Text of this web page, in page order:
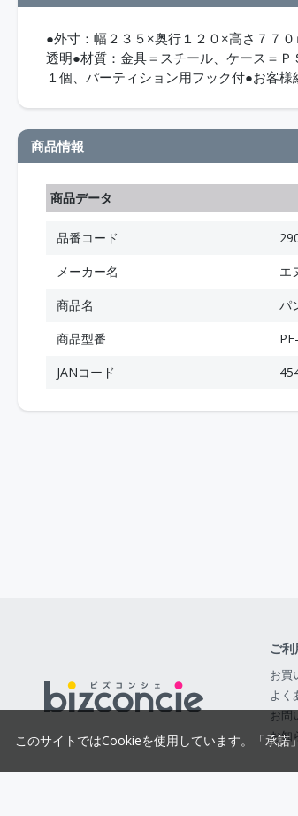
●外寸：幅２３５×奥行１２０×高さ７７
透明●材質：金具＝スチール、ケース＝
１個、パーティション用フック付●お客様
商品情報
商品データ
品番コード
メーカー名
エ
商品名
パ
商品型番
JANコード
ご利
お買
よく
お問
お知
このサイトではCookieを使用しています。「承諾